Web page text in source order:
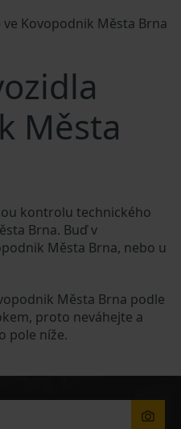
Kovopodnik Města Brna
Města
kontrolu technického
Brna. Buď v
Města Brna, nebo u
Města Brna podle
proto neváhejte a
pole níže.